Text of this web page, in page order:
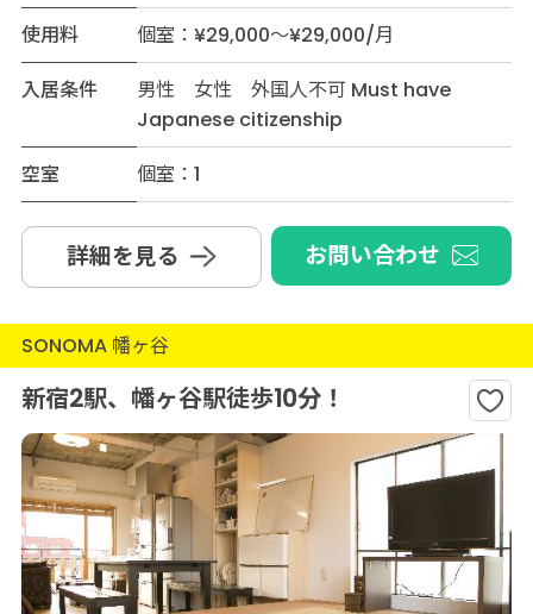
使用料
個室：¥29,000～¥29,000/月
入居条件
男性 女性 外国人不可 Must have
Japanese citizenship
空室
個室：1
詳細を見る お問い合わせ
SONOMA 幡ヶ谷
新宿2駅、幡ヶ谷駅徒歩10分！